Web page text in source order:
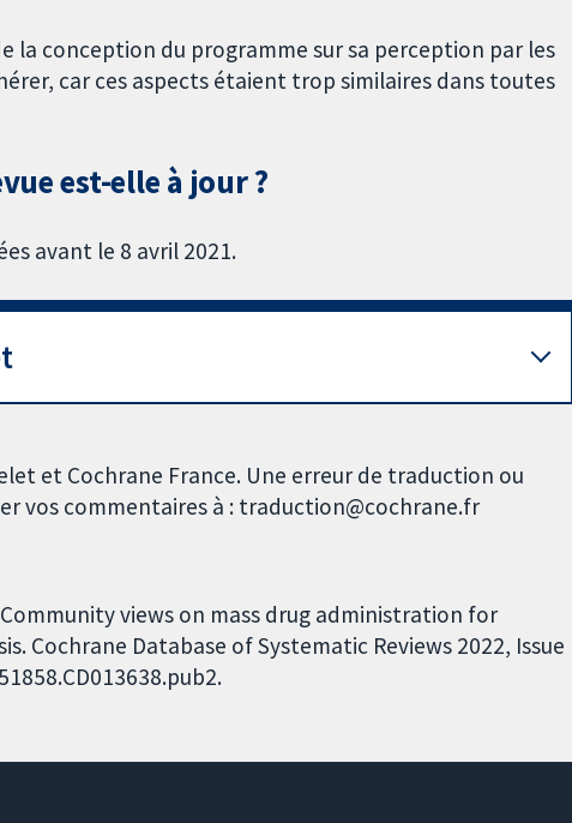
la conception du programme sur sa perception par les
car ces aspects étaient trop similaires dans toutes
est-elle à jour ?
avant le 8 avril 2021.
et Cochrane France. Une erreur de traduction ou
vos commentaires à : traduction@cochrane.fr
Community views on mass drug administration for
Cochrane Database of Systematic Reviews 2022, Issue